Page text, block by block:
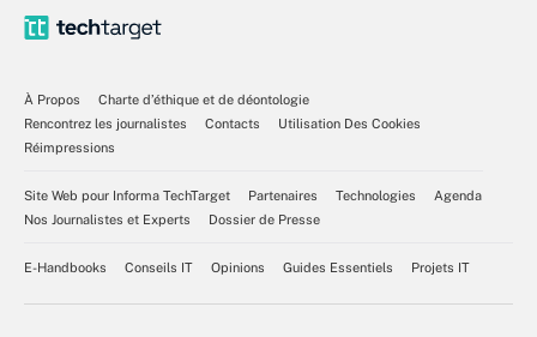
À Propos
Charte d’éthique et de déontologie
Rencontrez les journalistes
Contacts
Utilisation Des Cookies
Réimpressions
Site Web pour Informa TechTarget Partenaires Technologies
Agenda
Nos Journalistes et Experts
Dossier de Presse
E-Handbooks Conseils IT Opinions Guides Essentiels Projets IT